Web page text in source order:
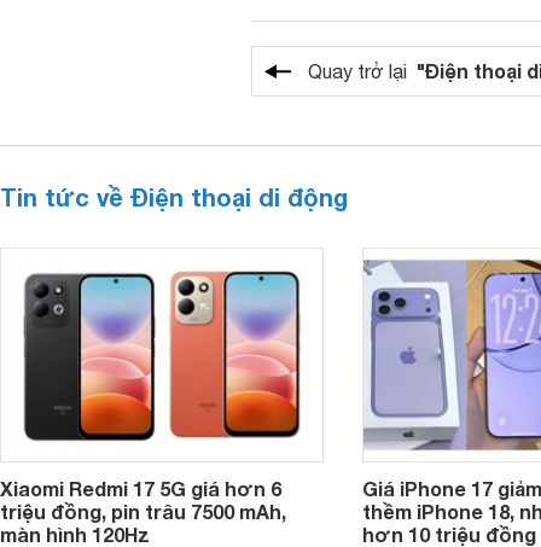
Quay trở lại "Điện thoại
Tin tức về Điện thoại di động
Xiaomi Redmi 17 5G giá hơn 6
triệu đồng, pin trâu 7500 mAh,
màn hình 120Hz
Giá iPhone 17
thềm iPhone 18,
hơn 10 triệu đồng